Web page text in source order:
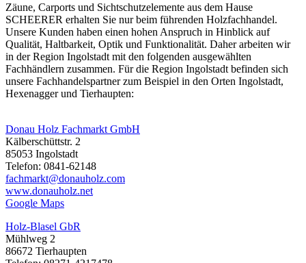
Zäune, Carports und Sichtschutzelemente aus dem Hause
SCHEERER erhalten Sie nur beim führenden Holzfachhandel.
Unsere Kunden haben einen hohen Anspruch in Hinblick auf
Qualität, Haltbarkeit, Optik und Funktionalität. Daher arbeiten wir
in der Region Ingolstadt mit den folgenden ausgewählten
Fachhändlern zusammen. Für die Region Ingolstadt befinden sich
unsere Fachhandelspartner zum Beispiel in den Orten Ingolstadt,
Hexenagger und Tierhaupten:
Donau Holz Fachmarkt GmbH
Kälberschüttstr. 2
85053 Ingolstadt
Telefon: 0841-62148
fachmarkt@donauholz.com
www.donauholz.net
Google Maps
Holz-Blasel GbR
Mühlweg 2
86672 Tierhaupten